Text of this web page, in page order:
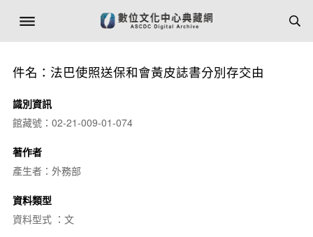
件名：法巴使照送保和會黃皮誌書分別存交由
識別資訊
館藏號：02-21-009-01-074
著作者
產生者：外務部
資料類型
資料型式 ：文